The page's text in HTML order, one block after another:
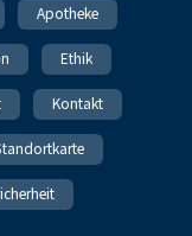
Apotheke
Ethik
Kontakt